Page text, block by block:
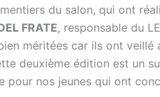
du salon, qui ont
FRATE, responsable du
méritées car ils ont veillé
deuxième édition est un
pour nos jeunes qui ont